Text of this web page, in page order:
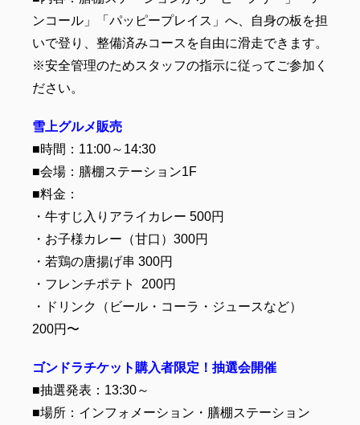
ンコール」「パッピープレイス」へ、自身の板を担
いで登り、整備済みコースを自由に滑走できます。
※安全管理のためスタッフの指示に従ってご参加く
ださい。
雪上グルメ販売
■時間：11:00～14:30
■会場：膳棚ステーション1F
■料金：
・牛すじ入りアライカレー 500円
・お子様カレー（甘口）300円
・若鶏の唐揚げ串 300円
・フレンチポテト 200円
・ドリンク（ビール・コーラ・ジュースなど）
200円〜
ゴンドラチケット購入者限定！抽選会開催
■抽選発表：13:30～
■場所：インフォメーション・膳棚ステーション